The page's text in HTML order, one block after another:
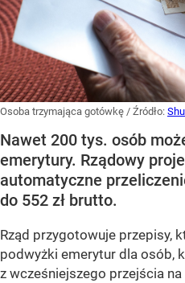
Osoba trzymająca gotówkę / Źródło:
Nawet 200 tys. osób
emerytury. Rządowy
automatyczne
do 552 zł brutto.
Rząd przygotowuje przepisy,
podwyżki emerytur dla osób,
z wcześniejszego przejścia